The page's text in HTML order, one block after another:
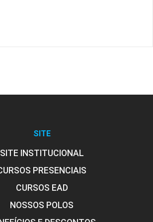
SITE
SITE INSTITUCIONAL
PRESENCIAIS
CURSOS EAD
NOSSOS POLOS